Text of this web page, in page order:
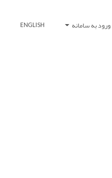
ورود به سامانه ENGLISH